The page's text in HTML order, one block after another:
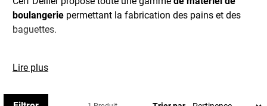
boulangerie permettant la fabrication des pains et des
baguettes.
et chariot, manne et claie ou des équipements plus petits,
Lire plus